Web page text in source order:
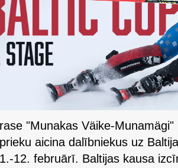
"Munakas Väike-
aicina dalībniekus uz
12. februārī. Baltijas kausa